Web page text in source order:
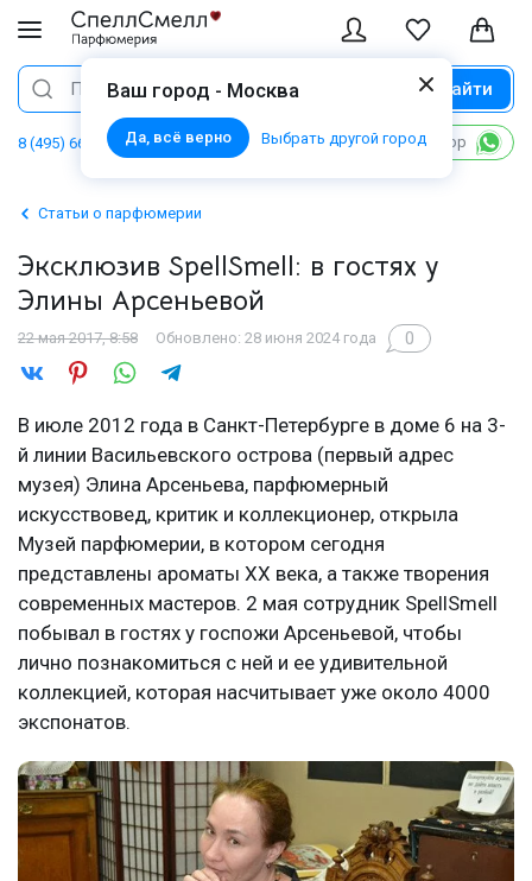
Ваш город - Москва
Да, всё верно Выбрать другой город
Поиск Найти
8 (495) 668 06 02 Написать в WhatsApp
Статьи о парфюмерии
Эксклюзив SpellSmell: в гостях у
Элины Арсеньевой
22 мая 2017, 8:58 Обновлено: 28 июня 2024 года 0
В июле 2012 года в Санкт-Петербурге в доме 6 на 3-
й линии Васильевского острова (первый адрес
музея) Элина Арсеньева, парфюмерный
искусствовед, критик и коллекционер, открыла
Музей парфюмерии, в котором сегодня
представлены ароматы XX века, а также творения
современных мастеров. 2 мая сотрудник SpellSmell
побывал в гостях у госпожи Арсеньевой, чтобы
лично познакомиться с ней и ее удивительной
коллекцией, которая насчитывает уже около 4000
экспонатов.